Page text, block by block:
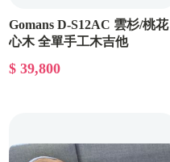
Gomans D-S12AC 雲杉/桃花
心木 全單手工木吉他
$ 39,800